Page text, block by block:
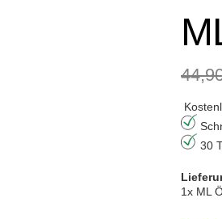
30
1x ML